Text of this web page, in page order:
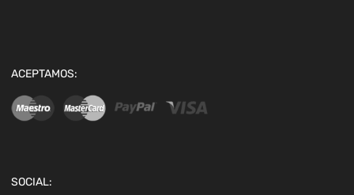
ACEPTAMOS:
SOCIAL: